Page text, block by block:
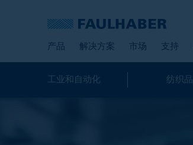
产品 解决方案 市场 支持
工业和自动化 纺织品